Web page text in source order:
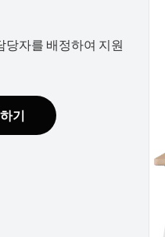
당자를 배정하여 지원
기